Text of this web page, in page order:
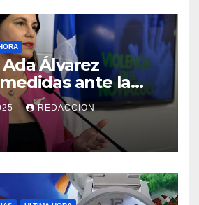
Álvarez
ante la
el noviazgo
REDACCION